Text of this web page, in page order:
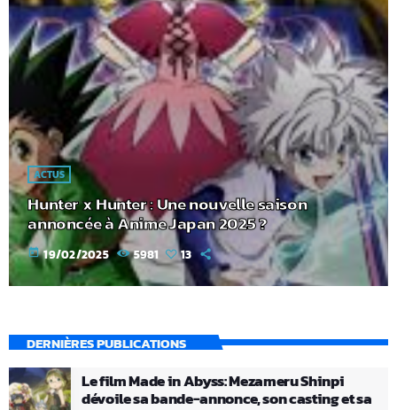
ACTUS
Hunter x Hunter : Une nouvelle saison
annoncée à Anime Japan 2025 ?
today 19/02/2025 5981 13
DERNIÈRES PUBLICATIONS
Le film Made in Abyss: Mezameru Shinpi
dévoile sa bande-annonce, son casting et sa